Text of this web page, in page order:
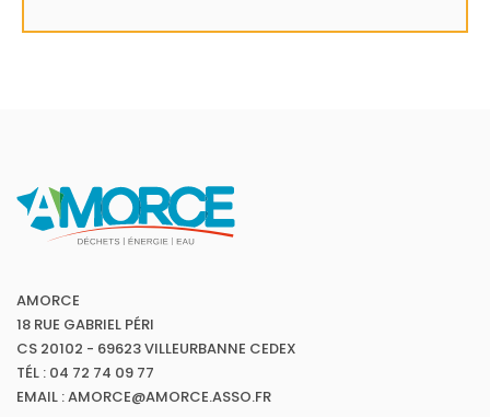
AMORCE
18 RUE GABRIEL PÉRI
CS 20102 - 69623 VILLEURBANNE CEDEX
TÉL : 04 72 74 09 77
EMAIL : AMORCE@AMORCE.ASSO.FR